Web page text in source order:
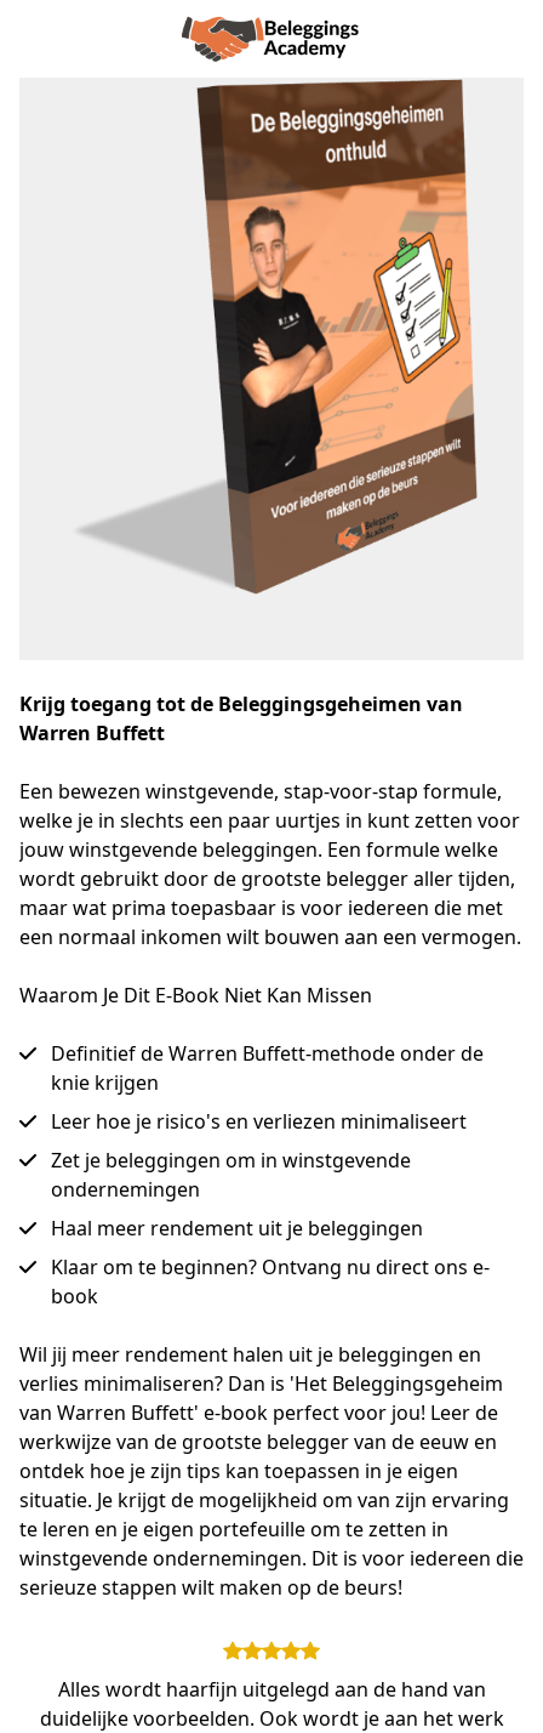
Krijg toegang tot de Beleggingsgeheimen van
Warren Buffett
Een bewezen winstgevende, stap-voor-stap formule,
welke je in slechts een paar uurtjes in kunt zetten voor
jouw winstgevende beleggingen. Een formule welke
wordt gebruikt door de grootste belegger aller tijden,
maar wat prima toepasbaar is voor iedereen die met
een normaal inkomen wilt bouwen aan een vermogen.
Waarom Je Dit E-Book Niet Kan Missen
Definitief de Warren Buffett-methode onder de
knie krijgen
Leer hoe je risico's en verliezen minimaliseert
Zet je beleggingen om in winstgevende
ondernemingen
Haal meer rendement uit je beleggingen
Klaar om te beginnen? Ontvang nu direct ons e-
book
Wil jij meer rendement halen uit je beleggingen en
verlies minimaliseren? Dan is 'Het Beleggingsgeheim
van Warren Buffett' e-book perfect voor jou! Leer de
werkwijze van de grootste belegger van de eeuw en
ontdek hoe je zijn tips kan toepassen in je eigen
situatie. Je krijgt de mogelijkheid om van zijn ervaring
te leren en je eigen portefeuille om te zetten in
winstgevende ondernemingen. Dit is voor iedereen die
serieuze stappen wilt maken op de beurs!
Alles wordt haarfijn uitgelegd aan de hand van
duidelijke voorbeelden. Ook wordt je aan het werk